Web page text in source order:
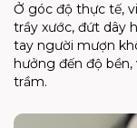
Ở góc độ thực tế,
trầy xước, đứt dây
tay người mượn
hưởng đến độ
trầm.